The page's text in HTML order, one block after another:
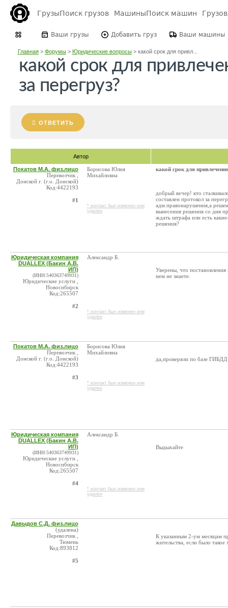
ГрузыПоиск грузов МашиныПоиск машин
Ваши грузы Добавить груз Ваши машины
Главная> Форумы> Юридические вопросы> какой срок для привл...
какой срок для
за перегруз?
ОТВЕТИТЬ
Автор
Покатов М.А. физ.лицо
Перевозчик ,
Донской г. (г.о. Донской)
Код:4422193
#1
Борисова Юлия
Михайловна
* контакт был изменен или
удален
какой срок для
добрый вечер! кто
составлен протокол за
адм.правонарушения,а
вынесения решения со дня
ждать штрафа или есть
решения?
Юридическая компания
DUALLEX (Бакин А.В.
ИП)
(ИНН:540363749931)
Юридические услуги ,
Новосибирск
Код:265507
#2
Александр Б.
* контакт был изменен или
удален
Уверены, что
нем не знаете.
Покатов М.А. физ.лицо
Перевозчик ,
Донской г. (г.о. Донской)
Код:4422193
#3
Борисова Юлия
Михайловна
* контакт был изменен или
удален
да,проверяли по базе ГИБДД
Юридическая компания
DUALLEX (Бакин А.В.
ИП)
(ИНН:540363749931)
Юридические услуги ,
Новосибирск
Код:265507
#4
Александр Б.
* контакт был изменен или
удален
Выдыхайте
Давыдов С.Д. физ.лицо
(удалена)
Перевозчик ,
Тюмень
Код:893812
#5
К указанным 2-ум месяцам
жительства, если было такое